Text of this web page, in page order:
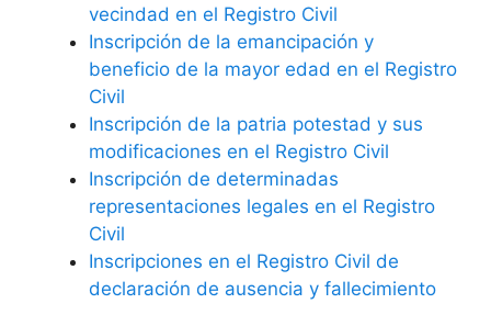
vecindad en el Registro Civil
Inscripción de la emancipación y
beneficio de la mayor edad en el Registro
Civil
Inscripción de la patria potestad y sus
modificaciones en el Registro Civil
Inscripción de determinadas
representaciones legales en el Registro
Civil
Inscripciones en el Registro Civil de
declaración de ausencia y fallecimiento